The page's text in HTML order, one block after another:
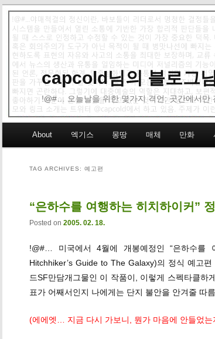
capcold님의 블로그
!@#… 오늘날을 위한 몇가지 격언: 곳간에서만
Skip to primary content
Skip to secondary content
About 엑기스 몽땅 매체 만화
TAG ARCHIVES: 예고편
“은하수를 여행하는 히치하이커”
Posted on 2005. 02. 18.
!@#… 미국에서 4월에 개봉예정인 “은하수를
Hitchhiker’s Guide to The Galaxy)의 정식 예고
드SF만담개그물인 이 작품이, 이렇게 스펙타클하
표가 어째서인지 나에게는 단지 불안을 안겨줄 따
(에에엣… 지금 다시 가보니, 뭔가 마음에 안들었